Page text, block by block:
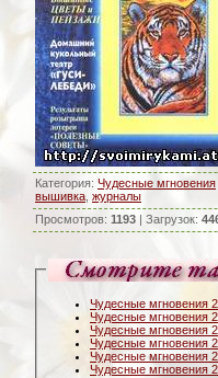
Категория: Чудесные мгновения
вышивка журналы
Просмотров: 1193 | Загрузок:
Чудесные мгновения
Чудесные мгновения
Чудесные мгновения
Чудесные мгновения
Чудесные мгновения
Чудесные мгновения